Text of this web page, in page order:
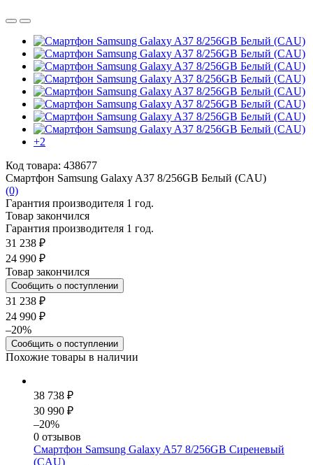
+2
Код товара: 438677
Смартфон Samsung Galaxy A37 8/256GB Белый (CAU)
(0)
Гарантия производителя 1 год.
Товар закончился
Гарантия производителя 1 год.
31 238 ₽
24 990 ₽
Товар закончился
Сообщить о поступлении
31 238 ₽
24 990 ₽
–20%
Сообщить о поступлении
Похожие товары в наличии
38 738 ₽
30 990 ₽
–20%
0 отзывов
Смартфон Samsung Galaxy A57 8/256GB Сиреневый
(CAU)